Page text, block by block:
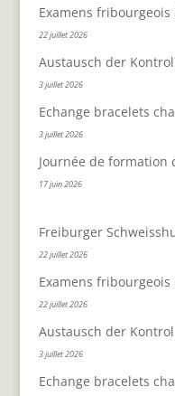
Examens
22 juillet 2026
Austausch der
3 juillet 2026
Echange bracelets
3 juillet 2026
Journée de formation
17 juin 2026
Freiburger
22 juillet 2026
Examens
22 juillet 2026
Austausch der
3 juillet 2026
Echange bracelets